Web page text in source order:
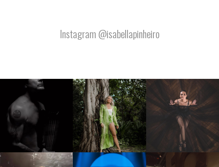
Instagram @isabellapinheiro